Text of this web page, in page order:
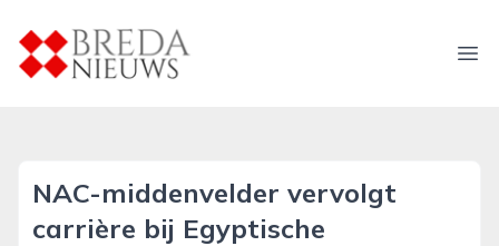
breda-nieuws.nl
NAC-middenvelder vervolgt
carrière bij Egyptische